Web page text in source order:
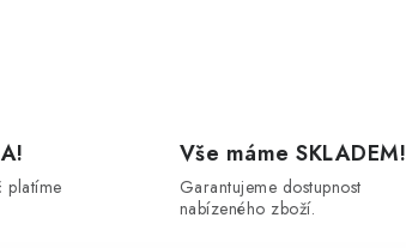
platíme
Vše máme SKLADEM!
Garantujeme dostupnost
nabízeného zboží.